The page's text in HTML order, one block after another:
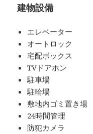
建物設備
エレベーター
オートロック
宅配ボックス
TVドアホン
駐車場
駐輪場
敷地内ゴミ置き場
24時間管理
防犯カメラ